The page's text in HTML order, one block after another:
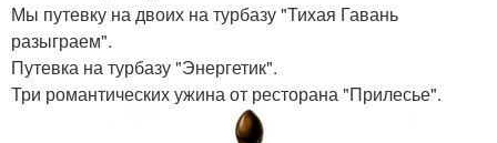
Мы путевку на двоих на турбазу "Тихая Гавань
разыграем".
Путевка на турбазу "Энергетик".
Три романтических ужина от ресторана "Прилесье".